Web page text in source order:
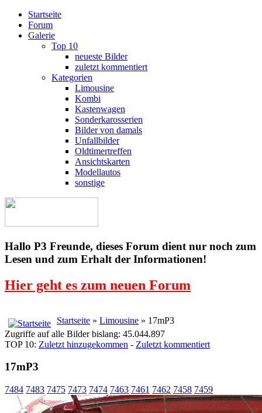
Startseite
Forum
Galerie
Top 10
neueste Bilder
zuletzt kommentiert
Kategorien
Limousine
Kombi
Kastenwagen
Sonderkarosserien
Bilder von damals
Unfallbilder
Oldtimertreffen
Ansichtskarten
Modellautos
sonstige
Hallo P3 Freunde, dieses Forum dient nur noch zum
Lesen und zum Erhalt der Informationen!
Hier geht es zum neuen Forum
Startseite » Limousine » 17mP3
Zugriffe auf alle Bilder bislang: 45.044.897
TOP 10: Zuletzt hinzugekommen - Zuletzt kommentiert
17mP3
7484 7483 7475 7473 7474 7463 7461 7462 7458 7459